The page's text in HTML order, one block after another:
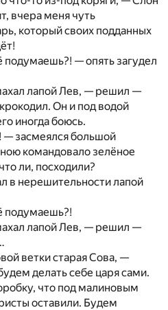
вчера меня чуть
который своих подданных
— опять загудел
лапой Лев, — решил —
Он и под водой
иногда боюсь.
засмеялся большой
командовало зелёное
ли, посходили?
в нерешительности лапой
подумаешь?!
лапой Лев, — решил —
ветки старая Сова, —
делать себе царя сами.
что под малиновым
оставили. Будем